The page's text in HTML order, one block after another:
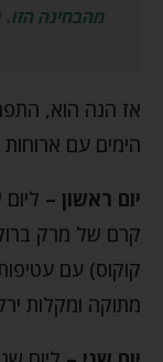
מהבחינה הזו.
אז הנה הוא,
הימים עם ארוחות
יום ראשון –
קרם של מרק
קוקוס) עם
מתוקה ומקלות